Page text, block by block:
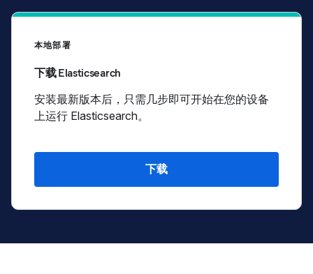
本地部署
下载 Elasticsearch
安装最新版本后，只需几步即可开始在您的设备
上运行 Elasticsearch。
下载